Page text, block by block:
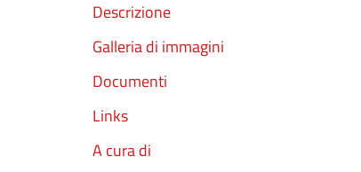
Descrizione
Galleria di immagini
Documenti
Links
A cura di